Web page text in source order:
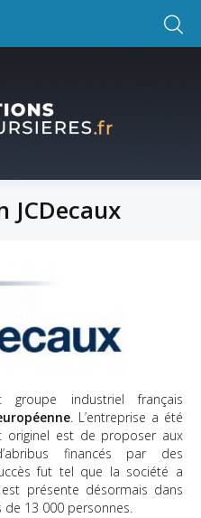
JCDecaux
groupe industriel français
. L’entreprise a été
originel est de proposer aux
financés par des
fut tel que la société a
présente désormais dans
13 000 personnes.